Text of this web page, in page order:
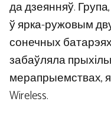
да дзеянняў.
ў ярка-ружовым
сонечных
забаўляла
мерапрыемствах,
Wireless.